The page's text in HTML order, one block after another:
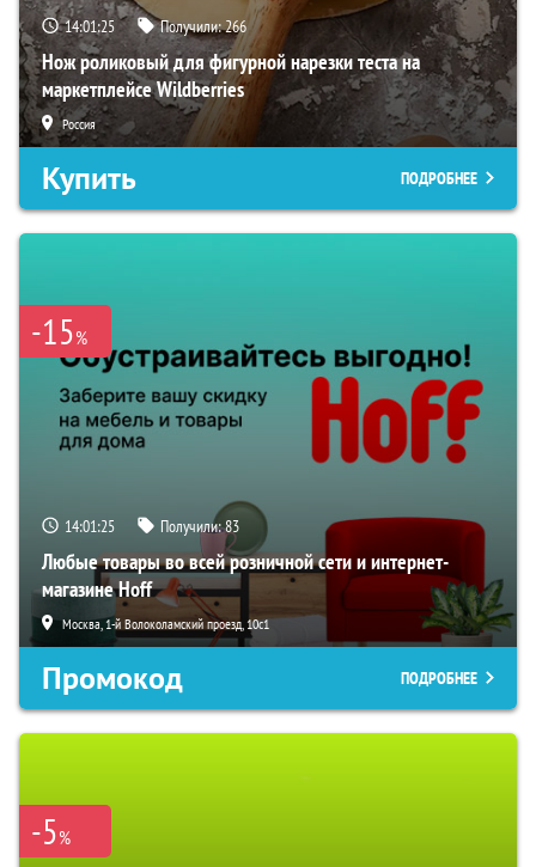
14:01:24 Получили:266
Нож роликовый для фигурной нарезки теста на
маркетплейсе Wildberries
Россия
Купить ПОДРОБНЕЕ
-15%
14:01:24 Получили:83
Любые товары во всей розничной сети и интернет-
магазине Hoff
Москва, 1-й Волоколамский проезд, 10с1
Промокод ПОДРОБНЕЕ
-5%